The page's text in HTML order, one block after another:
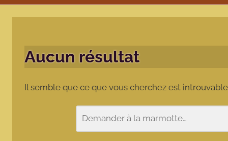
Aucun résultat
Il semble que ce que vous cherchez est